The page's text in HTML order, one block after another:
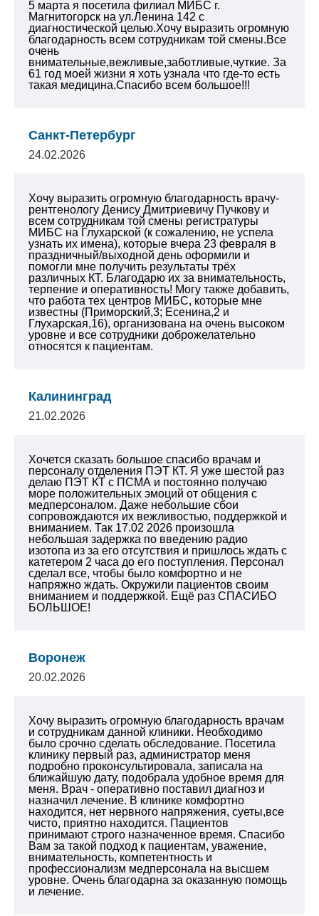
5 марта я посетила филиал МИБС г.
Магнитогорск на ул.Ленина 142 с
диагностической целью.Хочу выразить огромную
благодарность всем сотрудникам той смены.Все
очень
внимательные,вежливые,заботливые,чуткие. За
61 год моей жизни я хоть узнала что где-то есть
такая медицина.Спасибо всем большое!!!
Санкт-Петербург
24.02.2026
Хочу выразить огромную благодарность врачу-
рентгенологу Денису Дмитриевичу Пучкову и
всем сотрудникам той смены регистратуры
МИБС на Глухарской (к сожалению, не успела
узнать их имена), которые вчера 23 февраля в
праздничный/выходной день оформили и
помогли мне получить результаты трёх
различных КТ. Благодарю их за внимательность,
терпение и оперативность! Могу также добавить,
что работа тех центров МИБС, которые мне
известны (Приморский,3; Есенина,2 и
Глухарская,16), организована на очень высоком
уровне и все сотрудники доброжелательно
относятся к пациентам.
Калининград
21.02.2026
Хочется сказать большое спасибо врачам и
персоналу отделения ПЭТ КТ. Я уже шестой раз
делаю ПЭТ КТ с ПСМА и постоянно получаю
море положительных эмоций от общения с
медперсоналом. Даже небольшие сбои
сопровождаются их вежливостью, поддержкой и
вниманием. Так 17.02 2026 произошла
небольшая задержка по введению радио
изотопа из за его отсутствия и пришлось ждать с
катетером 2 часа до его поступления. Персонал
сделал все, чтобы было комфортно и не
напряжно ждать. Окружили пациентов своим
вниманием и поддержкой. Ещё раз СПАСИБО
БОЛЬШОЕ!
Воронеж
20.02.2026
Хочу выразить огромную благодарность врачам
и сотрудникам данной клиники. Необходимо
было срочно сделать обследование. Посетила
клинику первый раз, администратор меня
подробно проконсультировала, записала на
ближайшую дату, подобрала удобное время для
меня. Врач - оперативно поставил диагноз и
назначил лечение. В клинике комфортно
находится, нет нервного напряжения, суеты,все
чисто, приятно находится. Пациентов
принимают строго назначенное время. Спасибо
Вам за такой подход к пациентам, уважение,
внимательность, компетентность и
профессионализм медперсонала на высшем
уровне. Очень благодарна за оказанную помощь
и лечение.